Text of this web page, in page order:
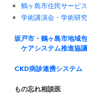
鶴ヶ島市住民サービ
学術講演会・学術研
坂戸市・鶴ヶ島市地域
ケアシステム推進協
CKD病診連携システム
もの忘れ相談医